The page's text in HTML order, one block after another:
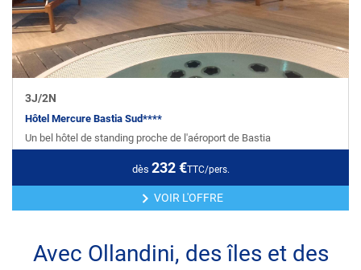
3J/2N
Hôtel Mercure Bastia Sud****
Un bel hôtel de standing proche de l'aéroport de Bastia
dès 232€TTC/pers.
VOIR L'OFFRE
Avec Ollandini, des îles et des